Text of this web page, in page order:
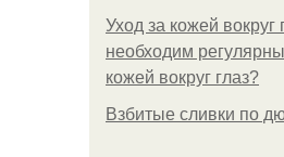
Уход за кожей вокруг
необходим
кожей вокруг глаз?
Взбитые сливки по